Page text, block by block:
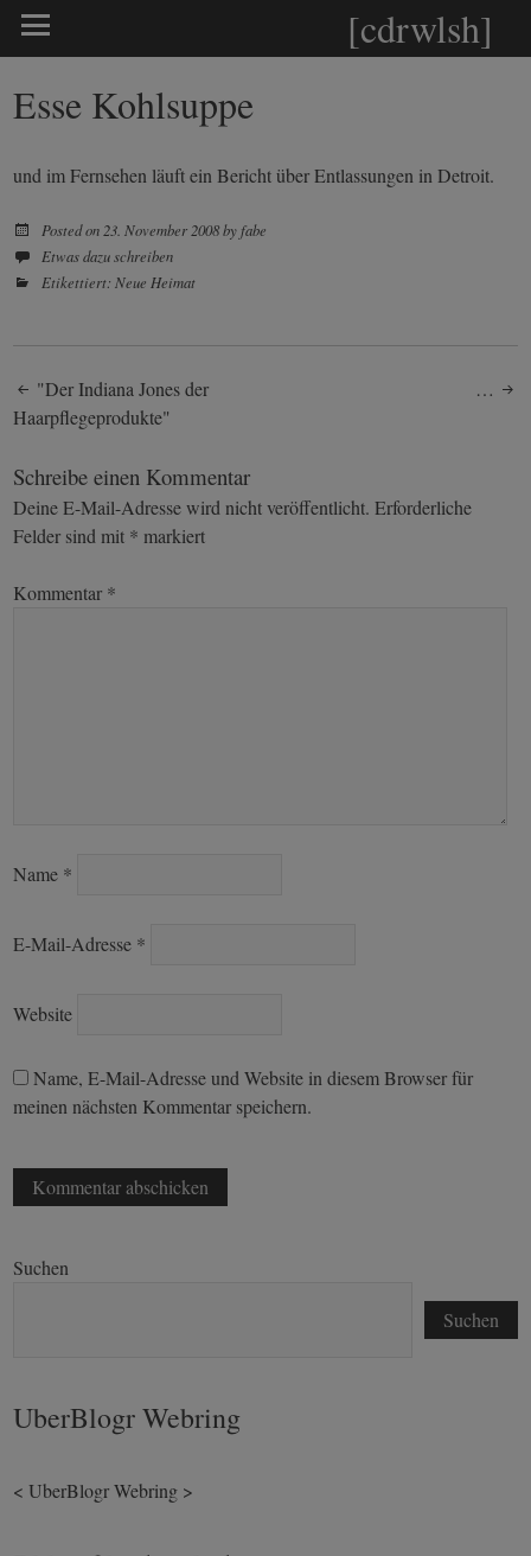
[cdrwlsh]
Esse Kohlsuppe
und im Fernsehen läuft ein Bericht über Entlassungen in Detroit.
Posted on 23. November 2008by fabe
Etwas dazu schreiben
Etikettiert: Neue Heimat
Post
navigation
"Der Indiana Jones der
Haarpflegeprodukte"
…
Schreibe einen Kommentar
Deine E-Mail-Adresse wird nicht veröffentlicht. Erforderliche
Felder sind mit * markiert
Kommentar *
Name *
E-Mail-Adresse *
Website
Name, E-Mail-Adresse und Website in diesem Browser für
meinen nächsten Kommentar speichern.
Suchen
Suchen
UberBlogr Webring
< UberBlogr Webring >